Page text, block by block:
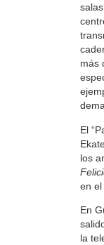
más
El
los
en el
En
la